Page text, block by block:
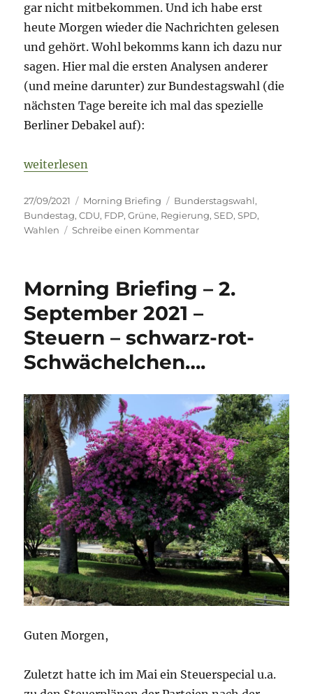
gar nicht mitbekommen. Und ich habe erst
heute Morgen wieder die Nachrichten gelesen
und gehört. Wohl bekomms kann ich dazu nur
sagen. Hier mal die ersten Analysen anderer
(und meine darunter) zur Bundestagswahl (die
nächsten Tage bereite ich mal das spezielle
Berliner Debakel auf):
„Morning Briefing – 27. September 2021 – Nach
weiterlesen
Veröffentlicht
am
27/09/2021 Kategorien
Morning Briefing Schlagwörter
Bunderstagswahl,
Bundestag,CDU, FDP,Grüne, Regierung,SED,SPD,
Wahlen
Schreibe einen Kommentarzu
27.
2021
–
Nach
vor
der
Koalitionsverhandlung…
neue
Farbenspiele
Morning Briefing – 2.
September 2021 –
Steuern – schwarz-rot-
Schwächelchen….
Guten Morgen,
Zuletzt hatte ich im Mai ein Steuerspecial u.a.